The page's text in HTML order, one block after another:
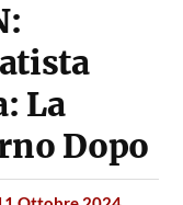
La
Dopo